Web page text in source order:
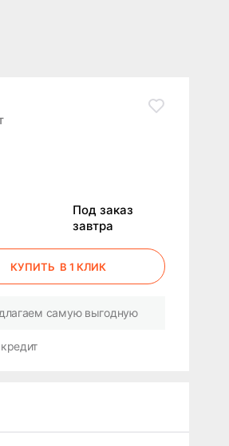
Под заказ
завтра
КУПИТЬ В 1 КЛИК
самую выгодную